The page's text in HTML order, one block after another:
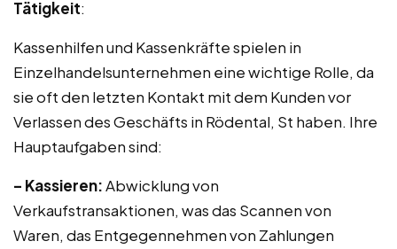
Tätigkeit:
Kassenhilfen und Kassenkräfte spielen in
Einzelhandelsunternehmen eine wichtige Rolle, da
sie oft den letzten Kontakt mit dem Kunden vor
Verlassen des Geschäfts in Rödental, St haben. Ihre
Hauptaufgaben sind:
– Kassieren:Abwicklung von
Verkaufstransaktionen, was das Scannen von
Waren, das Entgegennehmen von Zahlungen